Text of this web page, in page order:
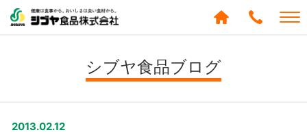
シブヤ食品ブログ
2013.02.12